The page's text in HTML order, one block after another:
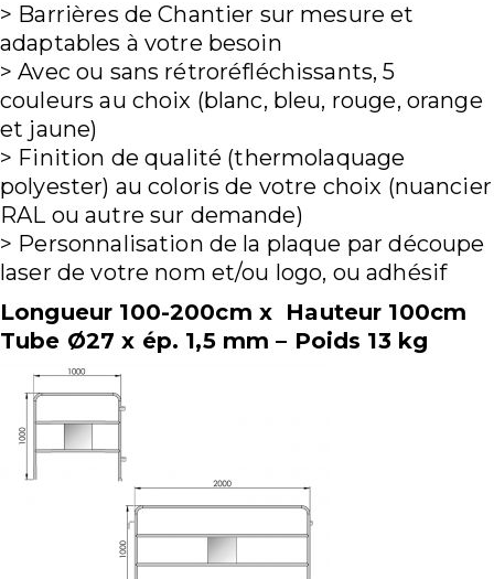
> Barrières de Chantier sur mesure et
adaptables à votre besoin
> Avec ou sans rétroréfléchissants, 5
couleurs au choix (blanc, bleu, rouge, orange
et jaune)
> Finition de qualité (thermolaquage
polyester) au coloris de votre choix (nuancier
RAL ou autre sur demande)
> Personnalisation de la plaque par découpe
laser de votre nom et/ou logo, ou adhésif
Longueur 100-200cm x Hauteur 100cm
Tube Ø27 x ép. 1,5 mm – Poids 13 kg